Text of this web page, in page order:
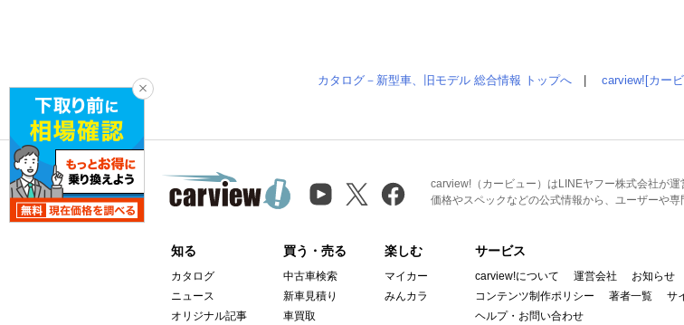
カタログ－新型車、旧モデル 総合情報 トップへ carview![カー
carview!（カービュー）はLINEヤフー株式会社が
価格やスペックなどの公式情報から、ユーザーや
知る
カタログ
ニュース
オリジナル記事
買う・売る
中古車検索
新車見積り
車買取
楽しむ
マイカー
みんカラ
サービス
carview!について 運営会社 お知らせ
コンテンツ制作ポリシー
著者一覧 サ
ヘルプ・お問い合わせ